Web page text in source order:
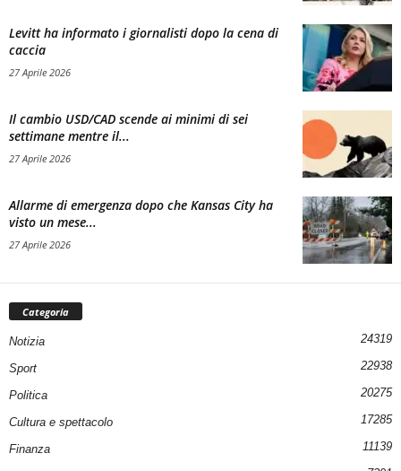
Levitt ha informato i giornalisti dopo la cena di
caccia
27 Aprile 2026
Il cambio USD/CAD scende ai minimi di sei
settimane mentre il...
27 Aprile 2026
Allarme di emergenza dopo che Kansas City ha
visto un mese...
27 Aprile 2026
Categoria
Notizia 24319
Sport 22938
Politica 20275
Cultura e spettacolo 17285
Finanza 11139